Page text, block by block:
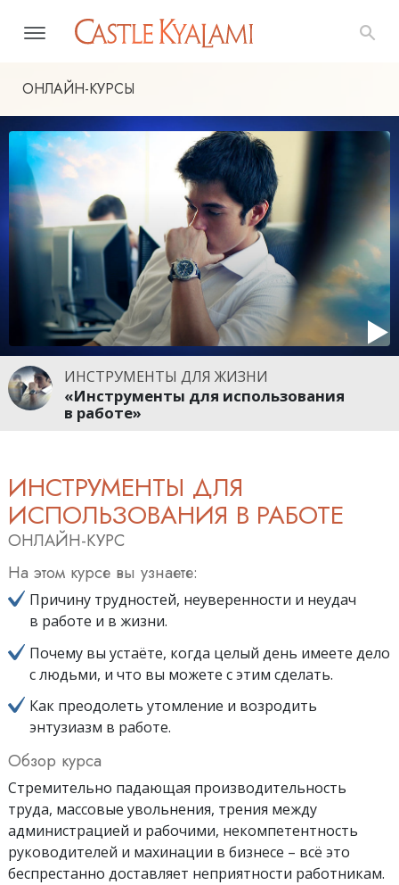
ОНЛАЙН-КУРСЫ
ИНСТРУМЕНТЫ ДЛЯ ЖИЗНИ
«Инструменты для использования
в работе»
ИНСТРУМЕНТЫ ДЛЯ
ИСПОЛЬЗОВАНИЯ В РАБОТЕ
ОНЛАЙН-КУРС
На этом курсе вы узнаете:
Причину трудностей, неуверенности и неудач
в работе и в жизни.
Почему вы устаёте, когда целый день имеете дело
с людьми, и что вы можете с этим сделать.
Как преодолеть утомление и возродить
энтузиазм в работе.
Обзор курса
Стремительно падающая производительность
труда, массовые увольнения, трения между
администрацией и рабочими, некомпетентность
руководителей и махинации в бизнесе – всё это
беспрестанно доставляет неприятности работникам.